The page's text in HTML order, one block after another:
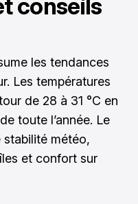
les tendances
Les températures
de 28 à 31 °C en
toute l’année. Le
météo,
et confort sur